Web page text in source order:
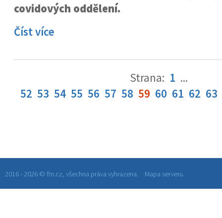
covidových oddělení.
Číst více
Strana: 1 ...
52 53 54 55 56 57 58 59 60 61 62 63
2016 - 2026 © ftn.cz, všechna práva vyhrazena. Mapa serveru.